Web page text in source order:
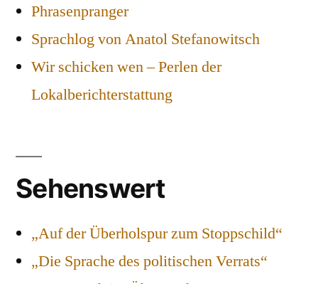
Phrasenpranger
Sprachlog von Anatol Stefanowitsch
Wir schicken wen – Perlen der
Lokalberichterstattung
Sehenswert
„Auf der Überholspur zum Stoppschild“
„Die Sprache des politischen Verrats“